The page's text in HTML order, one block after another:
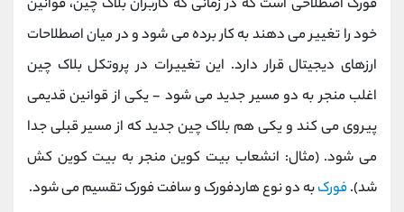
فورک اصطلاحی است که در زمانی که کاربران بلاک چین، قوانین
خود را تغییر می دهند به کار برده می شود و در میان اصطلاحات
ارزهای دیجیتال قرار دارد. این تغییرات در پروتکل بلاک چین
اغلب منجر به دو مسیر جدید می شود - یکی از قوانین قدیمی
پیروی می کند و یکی هم بلاک چین جدید که از مسیر قبلی جدا
می شود. (مثال: انشعاب بیت کوین منجر به بیت کوین کش
شد).فورکبه دو نوع هاردفورک و سافت فورک تقسیم می شود.